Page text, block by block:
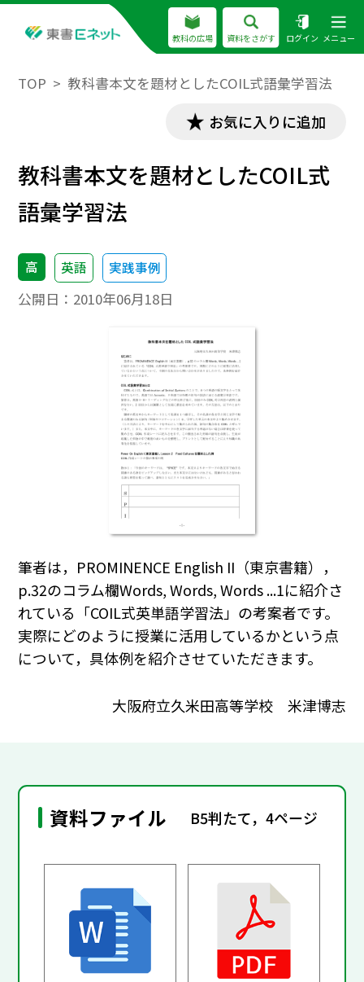
教科の広場 資料をさがす ログイン メニュー
TOP 教科書本文を題材としたCOIL式語彙学習法
お気に入りに追加
教科書本文を題材としたCOIL式
語彙学習法
高 英語 実践事例
公開日： 2010年06月18日
筆者は，PROMINENCE English II（東京書籍），
p.32のコラム欄Words, Words, Words ...1に紹介さ
れている「COIL式英単語学習法」の考案者です。
実際にどのように授業に活用しているかという点
について，具体例を紹介させていただきます。
大阪府立久米田高等学校 米津博志
資料ファイル B5判たて，4ページ